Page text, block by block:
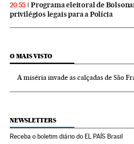
20:55
Programa eleitoral de
privilégios legais para a Polícia
O MAIS VISTO
A miséria invade as calçadas de São
NEWSLETTERS
Receba o boletim diário do EL PAÍS Brasil